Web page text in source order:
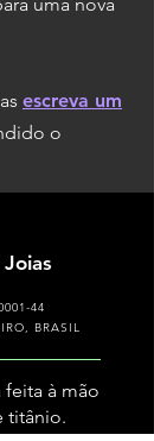
escreva um
o
44
BRASIL
feita à mão
titânio.